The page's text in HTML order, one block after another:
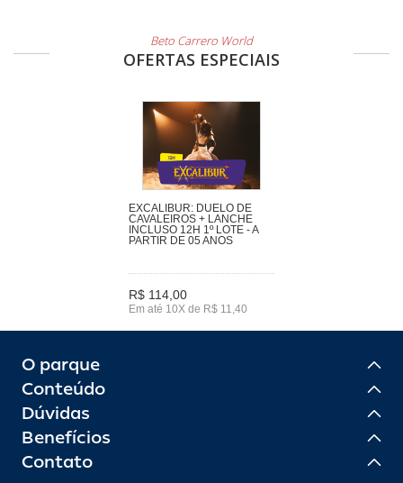
Beto Carrero World
OFERTAS ESPECIAIS
EXCALIBUR: DUELO DE
CAVALEIROS + LANCHE
INCLUSO 12H 1º LOTE - A
PARTIR DE 05 ANOS
R$ 114,00
Em até 10X de R$ 11,40
O parque
Conteúdo
Dúvidas
Benefícios
Contato